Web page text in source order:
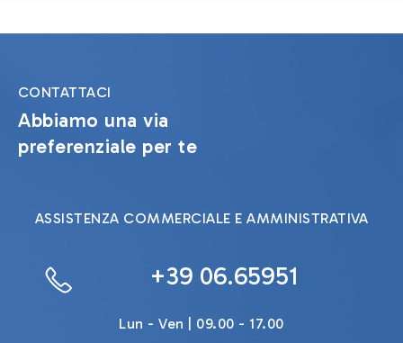
CONTATTACI
Abbiamo una via
preferenziale per te
ASSISTENZA COMMERCIALE E AMMINISTRATIVA
+39 06.65951
Lun - Ven | 09.00 - 17.00